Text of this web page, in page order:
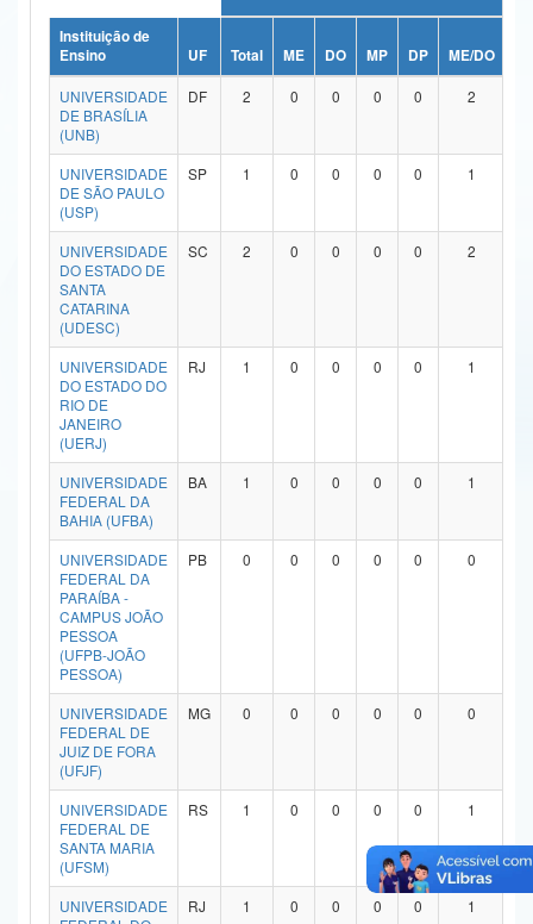
Ministério da Ciência, Tecnologia, Inovações e Comunicações
Ministério do Meio Ambiente
Ministério do Turismo
Ministério do Desenvolvimento Regional
Controladoria-Geral da União
Ministério da Mulher, da Família e dos Direitos Humanos
Secretaria-Geral
Secretaria de Governo
Gabinete de Segurança Institucional
Advocacia-Geral da União
Banco Central do Brasil
Instituição de
Ensino
UF Total ME DO MP DP ME/DO
UNIVERSIDADE
DE BRASÍLIA
(UNB)
DF 2 0 0 0 0 2
UNIVERSIDADE
DE SÃO PAULO
(USP)
SP 1 0 0 0 0 1
UNIVERSIDADE
DO ESTADO DE
SANTA
CATARINA
(UDESC)
SC 2 0 0 0 0 2
UNIVERSIDADE
DO ESTADO DO
RIO DE
JANEIRO
(UERJ)
RJ 1 0 0 0 0 1
UNIVERSIDADE
FEDERAL DA
BAHIA (UFBA)
BA 1 0 0 0 0 1
UNIVERSIDADE
FEDERAL DA
PARAÍBA -
CAMPUS JOÃO
PESSOA
(UFPB-JOÃO
PESSOA)
PB 0 0 0 0 0 0
UNIVERSIDADE
FEDERAL DE
JUIZ DE FORA
(UFJF)
MG 0 0 0 0 0 0
UNIVERSIDADE
FEDERAL DE
SANTA MARIA
(UFSM)
RS 1 0 0 0 0 1
UNIVERSIDADE
RJ 1 0 0 0 0 1